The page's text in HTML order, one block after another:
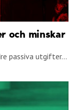
och minskar
passiva utgifter...